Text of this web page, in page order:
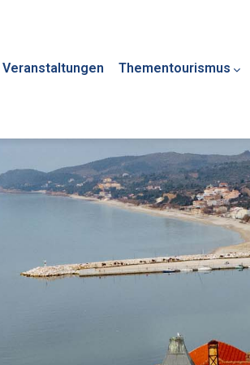
Veranstaltungen Thementourismus